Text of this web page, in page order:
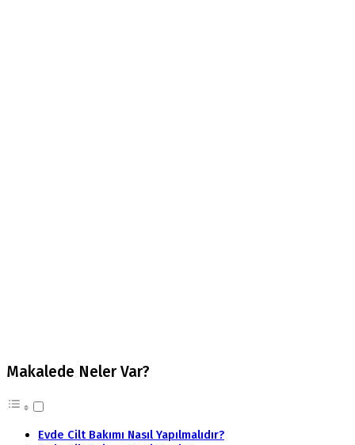
Makalede Neler Var?
Evde Cilt Bakımı Nasıl Yapılmalıdır?